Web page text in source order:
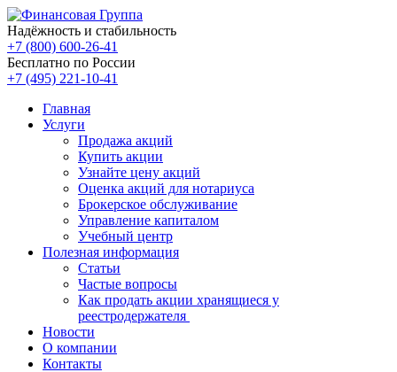
Надёжность и стабильность
+7 (800) 600-26-41
Бесплатно по России
+7 (495) 221-10-41
Главная
Услуги
Продажа акций
Купить акции
Узнайте цену акций
Оценка акций для нотариуса
Брокерское обслуживание
Управление капиталом
Учебный центр
Полезная информация
Статьи
Частые вопросы
Как продать акции хранящиеся у
реестродержателя
Новости
О компании
Контакты